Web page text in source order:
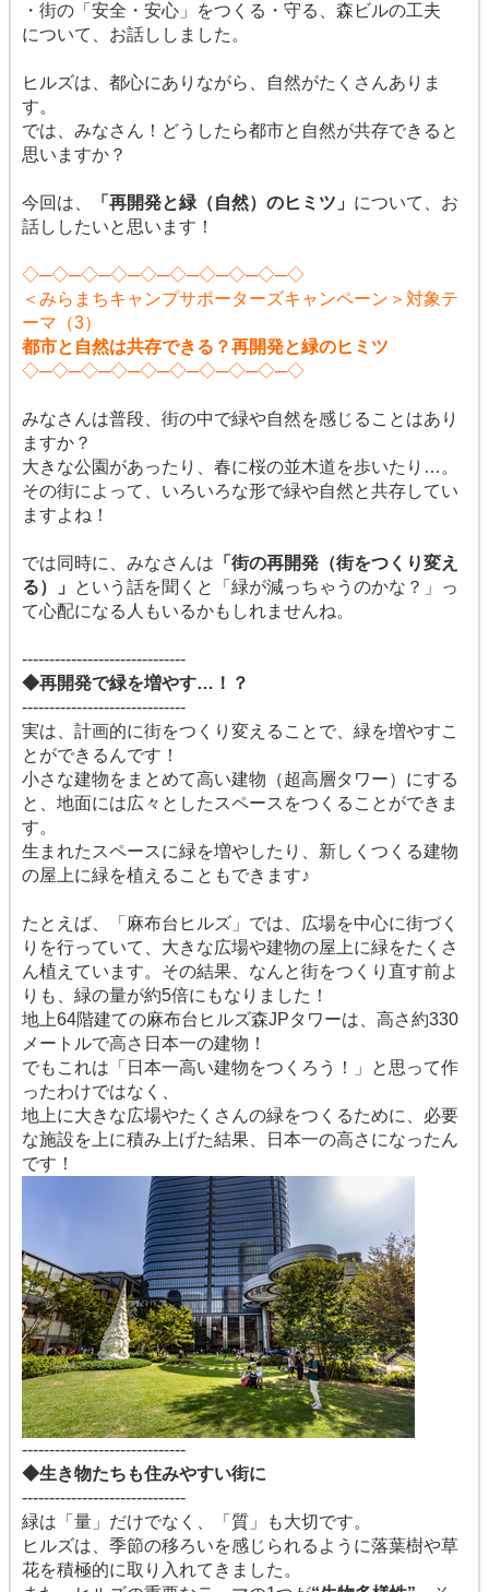
・街の「安全・安心」をつくる・守る、森ビルの工夫
について、お話ししました。
ヒルズは、都心にありながら、自然がたくさんありま
す。
では、みなさん！どうしたら都市と自然が共存できると
思いますか？
今回は、 「再開発と緑（自然）のヒミツ」 について、お
話ししたいと思います！
◇─◇─◇─◇─◇─◇─◇─◇─◇─◇
＜みらまちキャンプサポーターズキャンペーン＞対象テ
ーマ（3）
都市と自然は共存できる？再開発と緑のヒミツ
◇─◇─◇─◇─◇─◇─◇─◇─◇─◇
みなさんは普段、街の中で緑や自然を感じることはあり
ますか？
大きな公園があったり、春に桜の並木道を歩いたり…。
その街によって、いろいろな形で緑や自然と共存してい
ますよね！
では同時に、みなさんは 「街の再開発（街をつくり変え
る）」
という話を聞くと「緑が減っちゃうのかな？」っ
て心配になる人もいるかもしれませんね。
------------------------------
◆再開発で緑を増やす…！？
------------------------------
実は、計画的に街をつくり変えることで、緑を増やすこ
とができるんです！
小さな建物をまとめて高い建物（超高層タワー）にする
と、地面には広々としたスペースをつくることができま
す。
生まれたスペースに緑を増やしたり、新しくつくる建物
の屋上に緑を植えることもできます♪
たとえば、「麻布台ヒルズ」では、広場を中心に街づく
りを行っていて、大きな広場や建物の屋上に緑をたくさ
ん植えています。その結果、なんと街をつくり直す前よ
りも、緑の量が約5倍にもなりました！
地上64階建ての麻布台ヒルズ森JPタワーは、高さ約330
メートルで高さ日本一の建物！
でもこれは「日本一高い建物をつくろう！」と思って作
ったわけではなく、
地上に大きな広場やたくさんの緑をつくるために、必要
な施設を上に積み上げた結果、日本一の高さになったん
です！
------------------------------
◆生き物たちも住みやすい街に
------------------------------
緑は「量」だけでなく、「質」も大切です。
ヒルズは、季節の移ろいを感じられるように落葉樹や草
花を積極的に取り入れてきました。